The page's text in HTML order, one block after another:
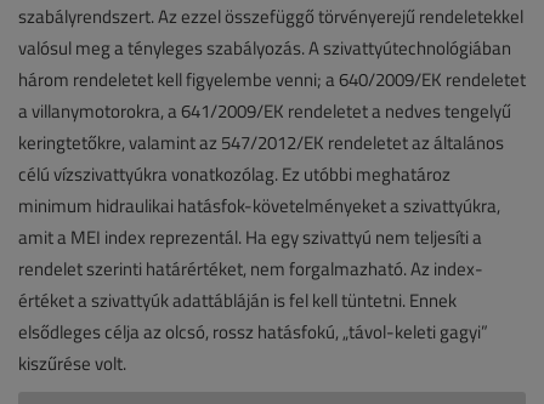
szabályrendszert. Az ezzel összefüggő törvényerejű rendeletekkel
valósul meg a tényleges szabályozás. A szivattyútechnológiában
három rendeletet kell figyelembe venni; a 640/2009/EK rendeletet
a villanymotorokra, a 641/2009/EK rendeletet a nedves tengelyű
keringtetőkre, valamint az 547/2012/EK rendeletet az általános
célú vízszivattyúkra vonatkozólag. Ez utóbbi meghatároz
minimum hidraulikai hatásfok-követelményeket a szivattyúkra,
amit a MEI index reprezentál. Ha egy szivattyú nem teljesíti a
rendelet szerinti határértéket, nem forgalmazható. Az index-
értéket a szivattyúk adattábláján is fel kell tüntetni. Ennek
elsődleges célja az olcsó, rossz hatásfokú, „távol-keleti gagyi”
kiszűrése volt.